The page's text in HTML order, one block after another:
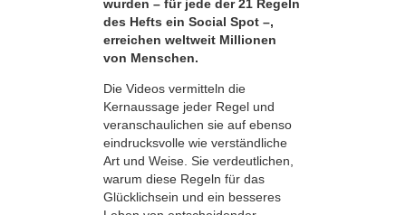
wurden – für jede der 21 Regeln
des Hefts ein Social Spot –,
erreichen weltweit Millionen
von Menschen.
Die Videos vermitteln die
Kernaussage jeder Regel und
veranschaulichen sie auf ebenso
eindrucksvolle wie verständliche
Art und Weise. Sie verdeutlichen,
warum diese Regeln für das
Glücklichsein und ein besseres